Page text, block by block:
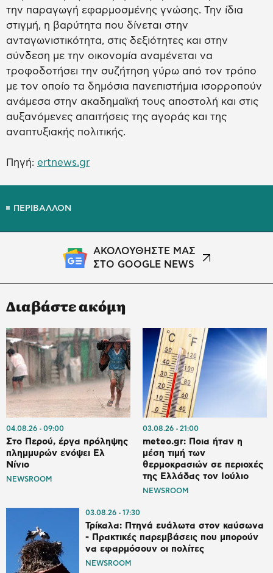
την παραγωγή εφαρμοσμένης γνώσης. Την ίδια
στιγμή, η βαρύτητα που δίνεται στην
ανταγωνιστικότητα, στις δεξιότητες και στην
σύνδεση με την οικονομία αναμένεται να
τροφοδοτήσει την συζήτηση γύρω από τον τρόπο
με τον οποίο τα δημόσια πανεπιστήμια ισορροπούν
ανάμεσα στην ακαδημαϊκή τους αποστολή και στις
αυξανόμενες απαιτήσεις της αγοράς και της
αναπτυξιακής πολιτικής.
Πηγή: ertnews.gr
ΠΕΡΙΒΑΛΛΟΝ
ΑΚΟΛΟΥΘΗΣΤΕ ΜΑΣ
ΣΤΟ GOOGLE NEWS
Διαβάστε ακόμη
04.08.26 09:00
Στο Περού, έργα πρόληψης
πλημμυρών ενόψει Ελ
Νίνιο
NEWSROOM
03.08.26 21:00
meteo.gr: Ποια ήταν η
μέση τιμή των
θερμοκρασιών σε περιοχές
της Ελλάδας τον Ιούλιο
NEWSROOM
03.08.26 17:30
Τρίκαλα: Πτηνά ευάλωτα στον καύσωνα
- Πρακτικές παρεμβάσεις που μπορούν
να εφαρμόσουν οι πολίτες
NEWSROOM